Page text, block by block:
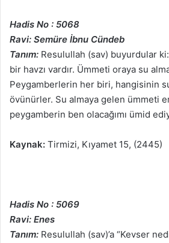
Hadis No : 5068
Ravi: Semüre İbnu Cündeb
Tanım: Resulullah (sav) buyurdular
bir havzı vardır. Ümmeti oraya su
Peygamberlerin her biri, hangisinin
övünürler. Su almaya gelen ümmeti
peygamberin ben olacağımı ümid
Kaynak: Tirmizi, Kıyamet 15, (2445)
Hadis No : 5069
Ravi: Enes
Tanım: Resulullah (sav)’a “Kevser